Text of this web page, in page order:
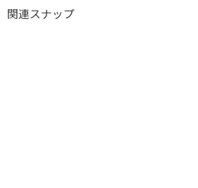
関連スナップ